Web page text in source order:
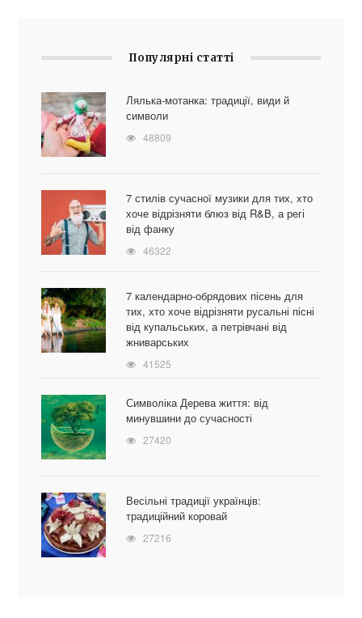
Популярні статті
Лялька-мотанка: традиції, види й
символи
48809
7 стилів сучасної музики для тих, хто
хоче відрізняти блюз від R&B, а регі
від фанку
46322
7 календарно-обрядових пісень для
тих, хто хоче відрізняти русальні пісні
від купальських, а петрівчані від
жниварських
41525
Символіка Дерева життя: від
минувшини до сучасності
27420
Весільні традиції українців:
традиційний коровай
27216